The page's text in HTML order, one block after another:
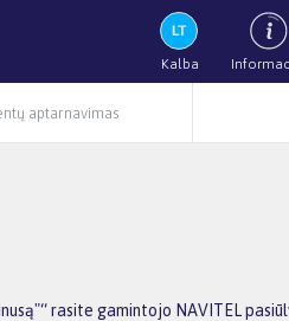
Kalba
aptarnavimas
rasite gamintojo NAVITEL